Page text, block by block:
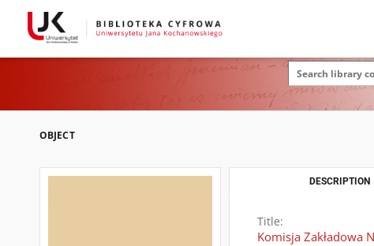
OBJECT
DESCRIPTION
Title:
Komisja Zakładowa